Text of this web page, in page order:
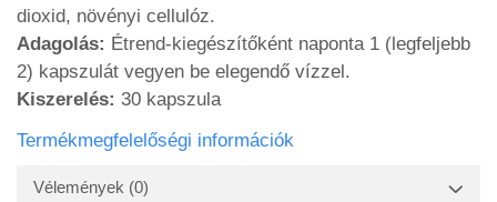
dioxid, növényi cellulóz.
Adagolás: Étrend-kiegészítőként naponta 1 (legfeljebb
2) kapszulát vegyen be elegendő vízzel.
Kiszerelés: 30 kapszula
Termékmegfelelőségi információk
Vélemények (0)